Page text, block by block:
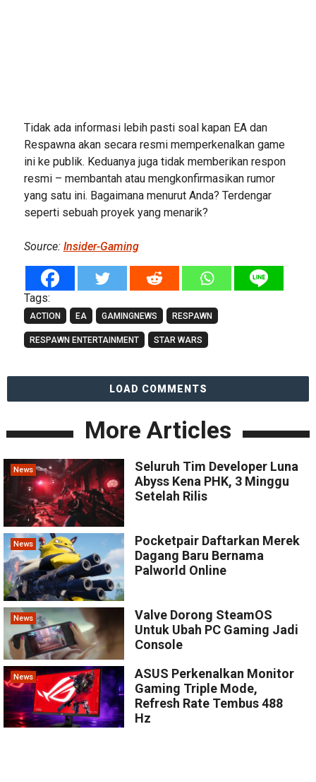
Tidak ada informasi lebih pasti soal kapan EA dan
Respawna akan secara resmi memperkenalkan game
ini ke publik. Keduanya juga tidak memberikan respon
resmi – membantah atau mengkonfirmasikan rumor
yang satu ini. Bagaimana menurut Anda? Terdengar
seperti sebuah proyek yang menarik?
Source: Insider-Gaming
Tags:
ACTION EA GAMINGNEWS RESPAWN
RESPAWN ENTERTAINMENT STAR WARS
LOAD COMMENTS
More Articles
News
Seluruh Tim Developer Luna
Abyss Kena PHK, 3 Minggu
Setelah Rilis
News
Pocketpair Daftarkan Merek
Dagang Baru Bernama
Palworld Online
News
Valve Dorong SteamOS
Untuk Ubah PC Gaming Jadi
Console
News
ASUS Perkenalkan Monitor
Gaming Triple Mode,
Refresh Rate Tembus 488
Hz